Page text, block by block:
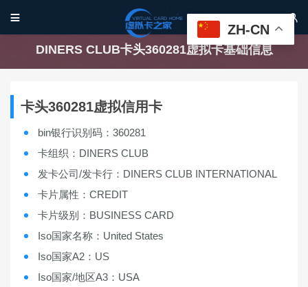
 
DINERS CLUB卡头360281虚拟卡基础信息
卡头360281虚拟信用卡
bin银行识别码：360281
卡组织：DINERS CLUB
发卡公司/发卡行：DINERS CLUB INTERNATIONAL
卡片属性：CREDIT
卡片级别：BUSINESS CARD
Iso国家名称：United States
Iso国家A2：US
Iso国家/地区A3：USA
ZH-CN